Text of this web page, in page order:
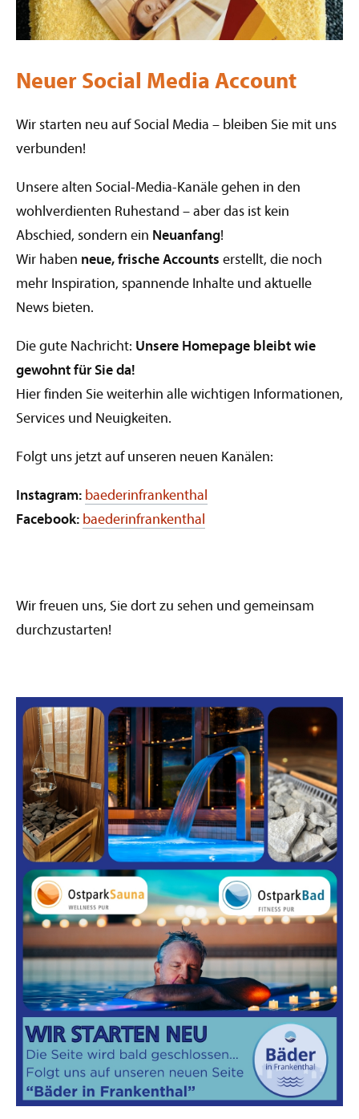
Neuer Social Media Account
Wir starten neu auf Social Media – bleiben Sie mit uns
verbunden!
Unsere alten Social-Media-Kanäle gehen in den
wohlverdienten Ruhestand – aber das ist kein
Abschied, sondern ein Neuanfang!
Wir haben neue, frische Accounts erstellt, die noch
mehr Inspiration, spannende Inhalte und aktuelle
News bieten.
Die gute Nachricht: Unsere Homepage bleibt wie
gewohnt für Sie da!
Hier finden Sie weiterhin alle wichtigen Informationen,
Services und Neuigkeiten.
Folgt uns jetzt auf unseren neuen Kanälen:
Instagram: baederinfrankenthal
Facebook: baederinfrankenthal
Wir freuen uns, Sie dort zu sehen und gemeinsam
durchzustarten!